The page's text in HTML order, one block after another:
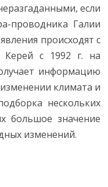
если
проводника Галии
происходят с
Керей с 1992 г. на
информацию
климата и
нескольких
большое значение
изменений.